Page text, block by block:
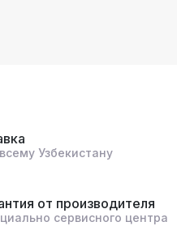
Узбекистану
от производителя
сервисного центра